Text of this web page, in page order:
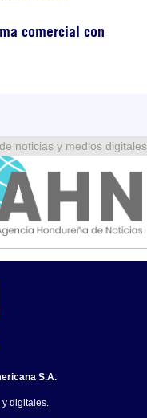
comercial con
noticias y medios digitales
S.A.
y digitales.